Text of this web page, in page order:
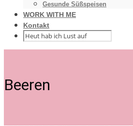
Gesunde Süßspeisen
WORK WITH ME
Kontakt
Beeren